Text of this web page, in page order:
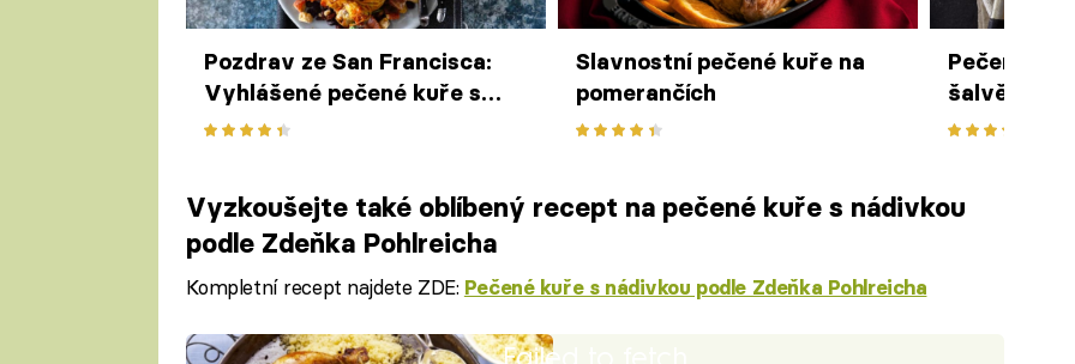
Pozdrav ze San Francisca:
Vyhlášené pečené kuře s
chlebovým salátem ze Zuni
Slavnostní pečené kuře na
pomerančích
Pečené
šalvějí
Vyzkoušejte také oblíbený recept na pečené kuře s nádivkou
podle Zdeňka Pohlreicha
Kompletní recept najdete ZDE: Pečené kuře s nádivkou podle Zdeňka Pohlreicha